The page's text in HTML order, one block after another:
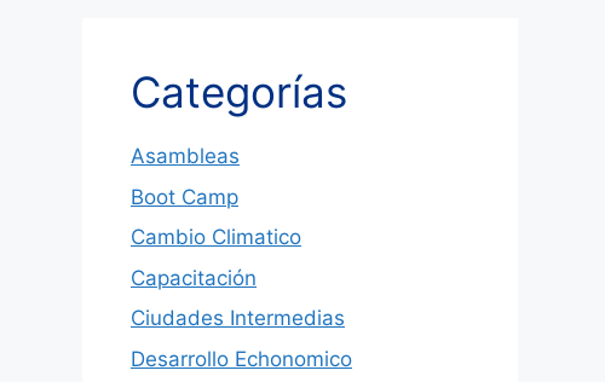
Categorías
Asambleas
Boot Camp
Cambio Climatico
Capacitación
Ciudades Intermedias
Desarrollo Echonomico